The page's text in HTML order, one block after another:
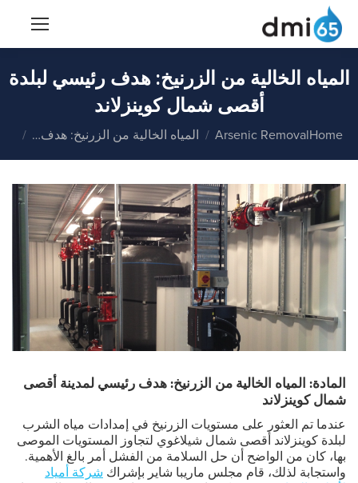
المياه الخالية من الزرنيخ: هدف رئيسي لبلدة
أقصى شمال كوينزلاند
You are here:
Home
Arsenic Removal المياه الخالية من الزرنيخ: هدف…
المادة: المياه الخالية من الزرنيخ: هدف رئيسي لمدينة أقصى
شمال كوينزلاند
عندما تم العثور على مستويات الزرنيخ في إمدادات مياه الشرب
لبلدة كوينزلاند أقصى شمال شيلاغوي لتجاوز المستويات الموصى
بها، كان من الواضح أن حل السلامة من الفشل أمر بالغ الأهمية.
واستجابة لذلك، قام مجلس ماريبا شاير بإشراك شركة أمياد